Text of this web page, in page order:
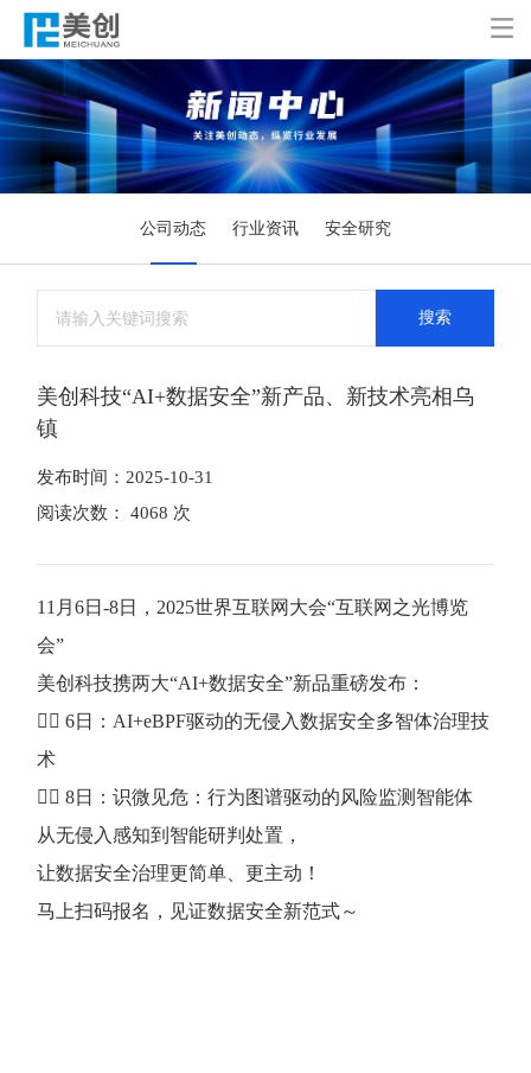

公司动态 行业资讯 安全研究
搜索
美创科技“AI+数据安全”新产品、新技术亮相乌
镇
发布时间：2025-10-31
阅读次数： 4068 次
11月6日-8日，2025世界互联网大会“互联网之光博览
会”
美创科技携两大“AI+数据安全”新品重磅发布：
👉🏻 6日：AI+eBPF驱动的无侵入数据安全多智体治理技
术
👉🏻 8日：识微见危：行为图谱驱动的风险监测智能体
从无侵入感知到智能研判处置，
让数据安全治理更简单、更主动！
马上扫码报名，见证数据安全新范式～